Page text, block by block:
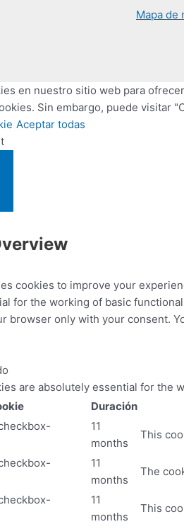
Mapa de
en nuestro sitio web para
Sin embargo, puede visitar
Aceptar todas
cookies to improve your
for the working of basic
browser only with your consent.
are absolutely essential for the
Duración
11
months
This
11
months
The
11
months
This